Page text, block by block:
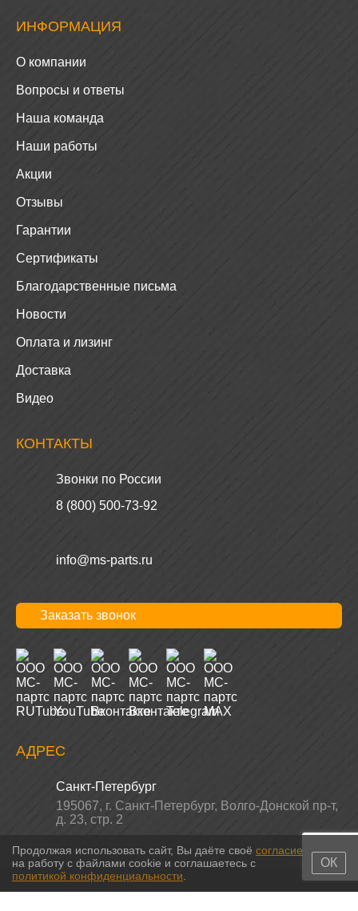
ИНФОРМАЦИЯ
О компании
Вопросы и ответы
Наша команда
Наши работы
Акции
Отзывы
Гарантии
Сертификаты
Благодарственные письма
Новости
Оплата и лизинг
Доставка
КОНТАКТЫ
Звонки по России
Заказать звонок
АДРЕС
Санкт-Петербург
Волго-Донской пр-т,
д. 23, стр. 2
Продолжая использовать сайт, Вы даёте своё согласие
на работу с файлами cookie и соглашаетесь с
политикой конфиденциальности
ОК